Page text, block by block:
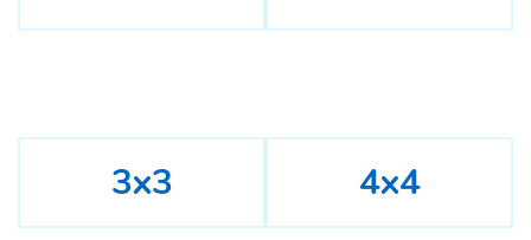
3x3 4x4